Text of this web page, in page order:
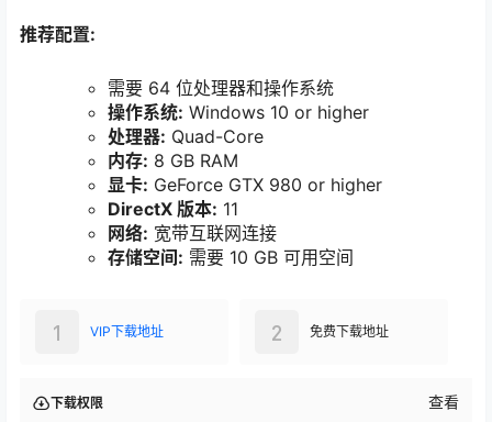
推荐配置:
需要 64 位处理器和操作系统
操作系统: Windows 10 or higher
处理器: Quad-Core
内存: 8 GB RAM
显卡: GeForce GTX 980 or higher
DirectX 版本: 11
网络: 宽带互联网连接
存储空间: 需要 10 GB 可用空间
VIP下载地址
1 免费下载地址
2
下载权限 查看